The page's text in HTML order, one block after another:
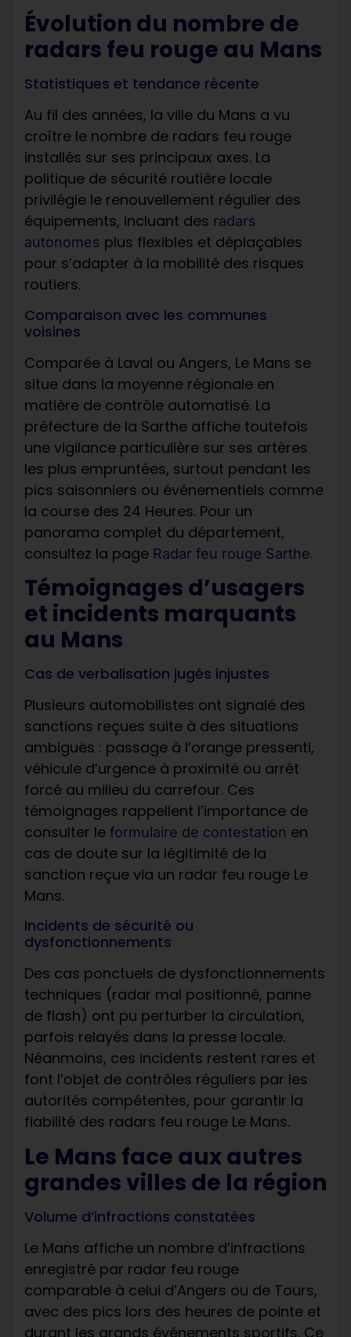
Évolution du nombre de
radars feu rouge au Mans
Statistiques et tendance récente
Au fil des années, la ville du Mans a vu
croître le nombre de radars feu rouge
installés sur ses principaux axes. La
politique de sécurité routière locale
privilégie le renouvellement régulier des
équipements, incluant des radars
autonomes plus flexibles et déplaçables
pour s’adapter à la mobilité des risques
routiers.
Comparaison avec les communes
voisines
Comparée à Laval ou Angers, Le Mans se
situe dans la moyenne régionale en
matière de contrôle automatisé. La
préfecture de la Sarthe affiche toutefois
une vigilance particulière sur ses artères
les plus empruntées, surtout pendant les
pics saisonniers ou événementiels comme
la course des 24 Heures. Pour un
panorama complet du département,
consultez la page Radar feu rouge Sarthe.
Témoignages d’usagers
et incidents marquants
au Mans
Cas de verbalisation jugés injustes
Plusieurs automobilistes ont signalé des
sanctions reçues suite à des situations
ambiguës : passage à l’orange pressenti,
véhicule d’urgence à proximité ou arrêt
forcé au milieu du carrefour. Ces
témoignages rappellent l’importance de
consulter le formulaire de contestation en
cas de doute sur la légitimité de la
sanction reçue via un radar feu rouge Le
Mans.
Incidents de sécurité ou
dysfonctionnements
Des cas ponctuels de dysfonctionnements
techniques (radar mal positionné, panne
de flash) ont pu perturber la circulation,
parfois relayés dans la presse locale.
Néanmoins, ces incidents restent rares et
font l’objet de contrôles réguliers par les
autorités compétentes, pour garantir la
fiabilité des radars feu rouge Le Mans.
Le Mans face aux autres
grandes villes de la région
Volume d’infractions constatées
Le Mans affiche un nombre d’infractions
enregistré par radar feu rouge
comparable à celui d’Angers ou de Tours,
avec des pics lors des heures de pointe et
durant les grands événements sportifs. Ce